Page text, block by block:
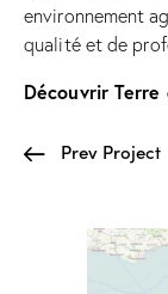
environnement
qualité et de
Découvrir Terre
Prev Project